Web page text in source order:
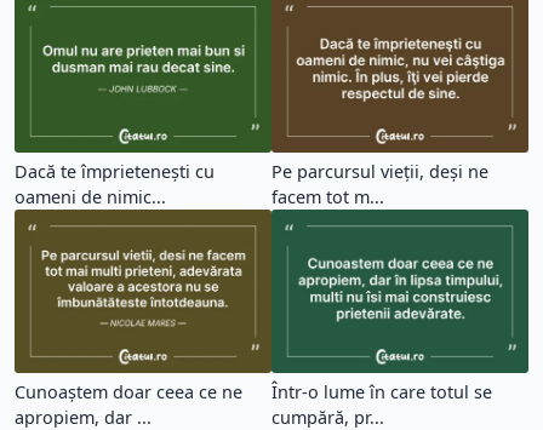
Dacă te împrieteneşti cu
oameni de nimic...
Pe parcursul vieții, deși ne
facem tot m...
Cunoaștem doar ceea ce ne
apropiem, dar ...
Într-o lume în care totul se
cumpără, pr...